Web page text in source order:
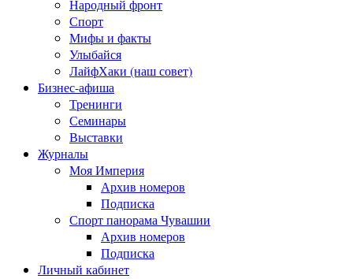
Народный фронт
Спорт
Мифы и факты
Улыбайся
ЛайфХаки (наш совет)
Бизнес-афиша
Тренинги
Семинары
Выставки
Журналы
Моя Империя
Архив номеров
Подписка
Спорт панорама Чувашии
Архив номеров
Подписка
Личный кабинет